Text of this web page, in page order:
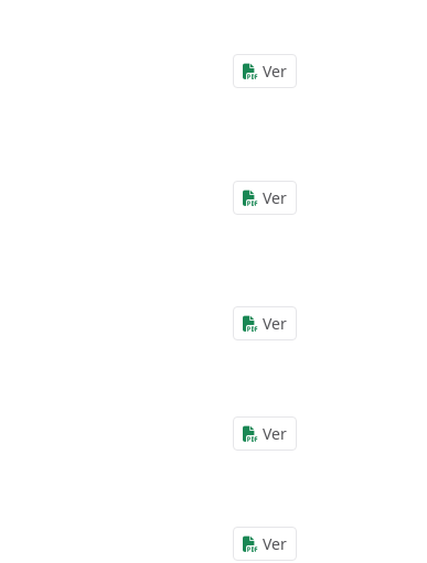
Ver
Ver
Ver
Ver
Ver